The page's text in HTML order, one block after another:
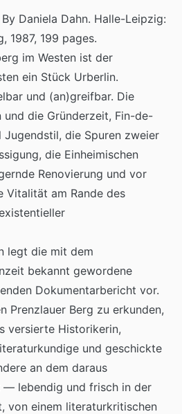
Daniela Dahn. Halle-Leipzig:
1987, 199 pages.
im Westen ist der
ein Stück Urberlin.
und (an)greifbar. Die
und die Gründerzeit, Fin-de-
die Spuren zweier
die Einheimischen
Renovierung und vor
Vitalität am Rande des
legt die mit dem
bekannt gewordene
Dokumentarbericht vor.
Prenzlauer Berg zu erkunden,
versierte Historikerin,
und geschickte
an dem daraus
— lebendig und frisch in der
von einem literaturkritischen